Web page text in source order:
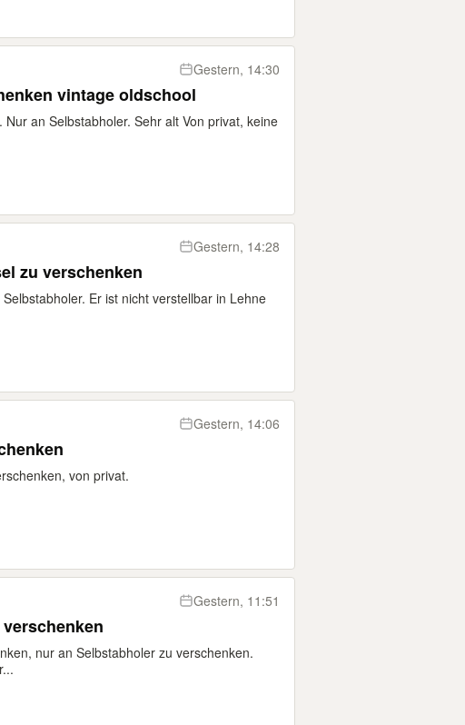
Gestern, 14:30
vintage oldschool
an Selbstabholer. Sehr alt Von privat, keine
Gestern, 14:28
zu verschenken
Er ist nicht verstellbar in Lehne
Gestern, 14:06
von privat.
Gestern, 11:51
nur an Selbstabholer zu verschenken.